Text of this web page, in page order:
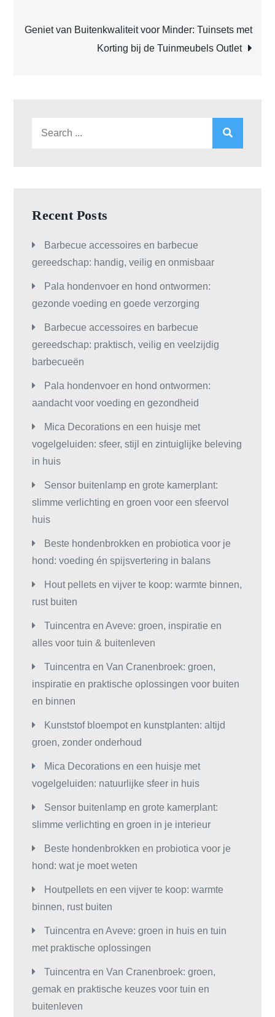
Geniet van Buitenkwaliteit voor Minder: Tuinsets met
Korting bij de Tuinmeubels Outlet
Recent Posts
Barbecue accessoires en barbecue
gereedschap: handig, veilig en onmisbaar
Pala hondenvoer en hond ontwormen:
gezonde voeding en goede verzorging
Barbecue accessoires en barbecue
gereedschap: praktisch, veilig en veelzijdig
barbecueën
Pala hondenvoer en hond ontwormen:
aandacht voor voeding en gezondheid
Mica Decorations en een huisje met
vogelgeluiden: sfeer, stijl en zintuiglijke beleving
in huis
Sensor buitenlamp en grote kamerplant:
slimme verlichting en groen voor een sfeervol
huis
Beste hondenbrokken en probiotica voor je
hond: voeding én spijsvertering in balans
Hout pellets en vijver te koop: warmte binnen,
rust buiten
Tuincentra en Aveve: groen, inspiratie en
alles voor tuin & buitenleven
Tuincentra en Van Cranenbroek: groen,
inspiratie en praktische oplossingen voor buiten
en binnen
Kunststof bloempot en kunstplanten: altijd
groen, zonder onderhoud
Mica Decorations en een huisje met
vogelgeluiden: natuurlijke sfeer in huis
Sensor buitenlamp en grote kamerplant:
slimme verlichting en groen in je interieur
Beste hondenbrokken en probiotica voor je
hond: wat je moet weten
Houtpellets en een vijver te koop: warmte
binnen, rust buiten
Tuincentra en Aveve: groen in huis en tuin
met praktische oplossingen
Tuincentra en Van Cranenbroek: groen,
gemak en praktische keuzes voor tuin en
buitenleven